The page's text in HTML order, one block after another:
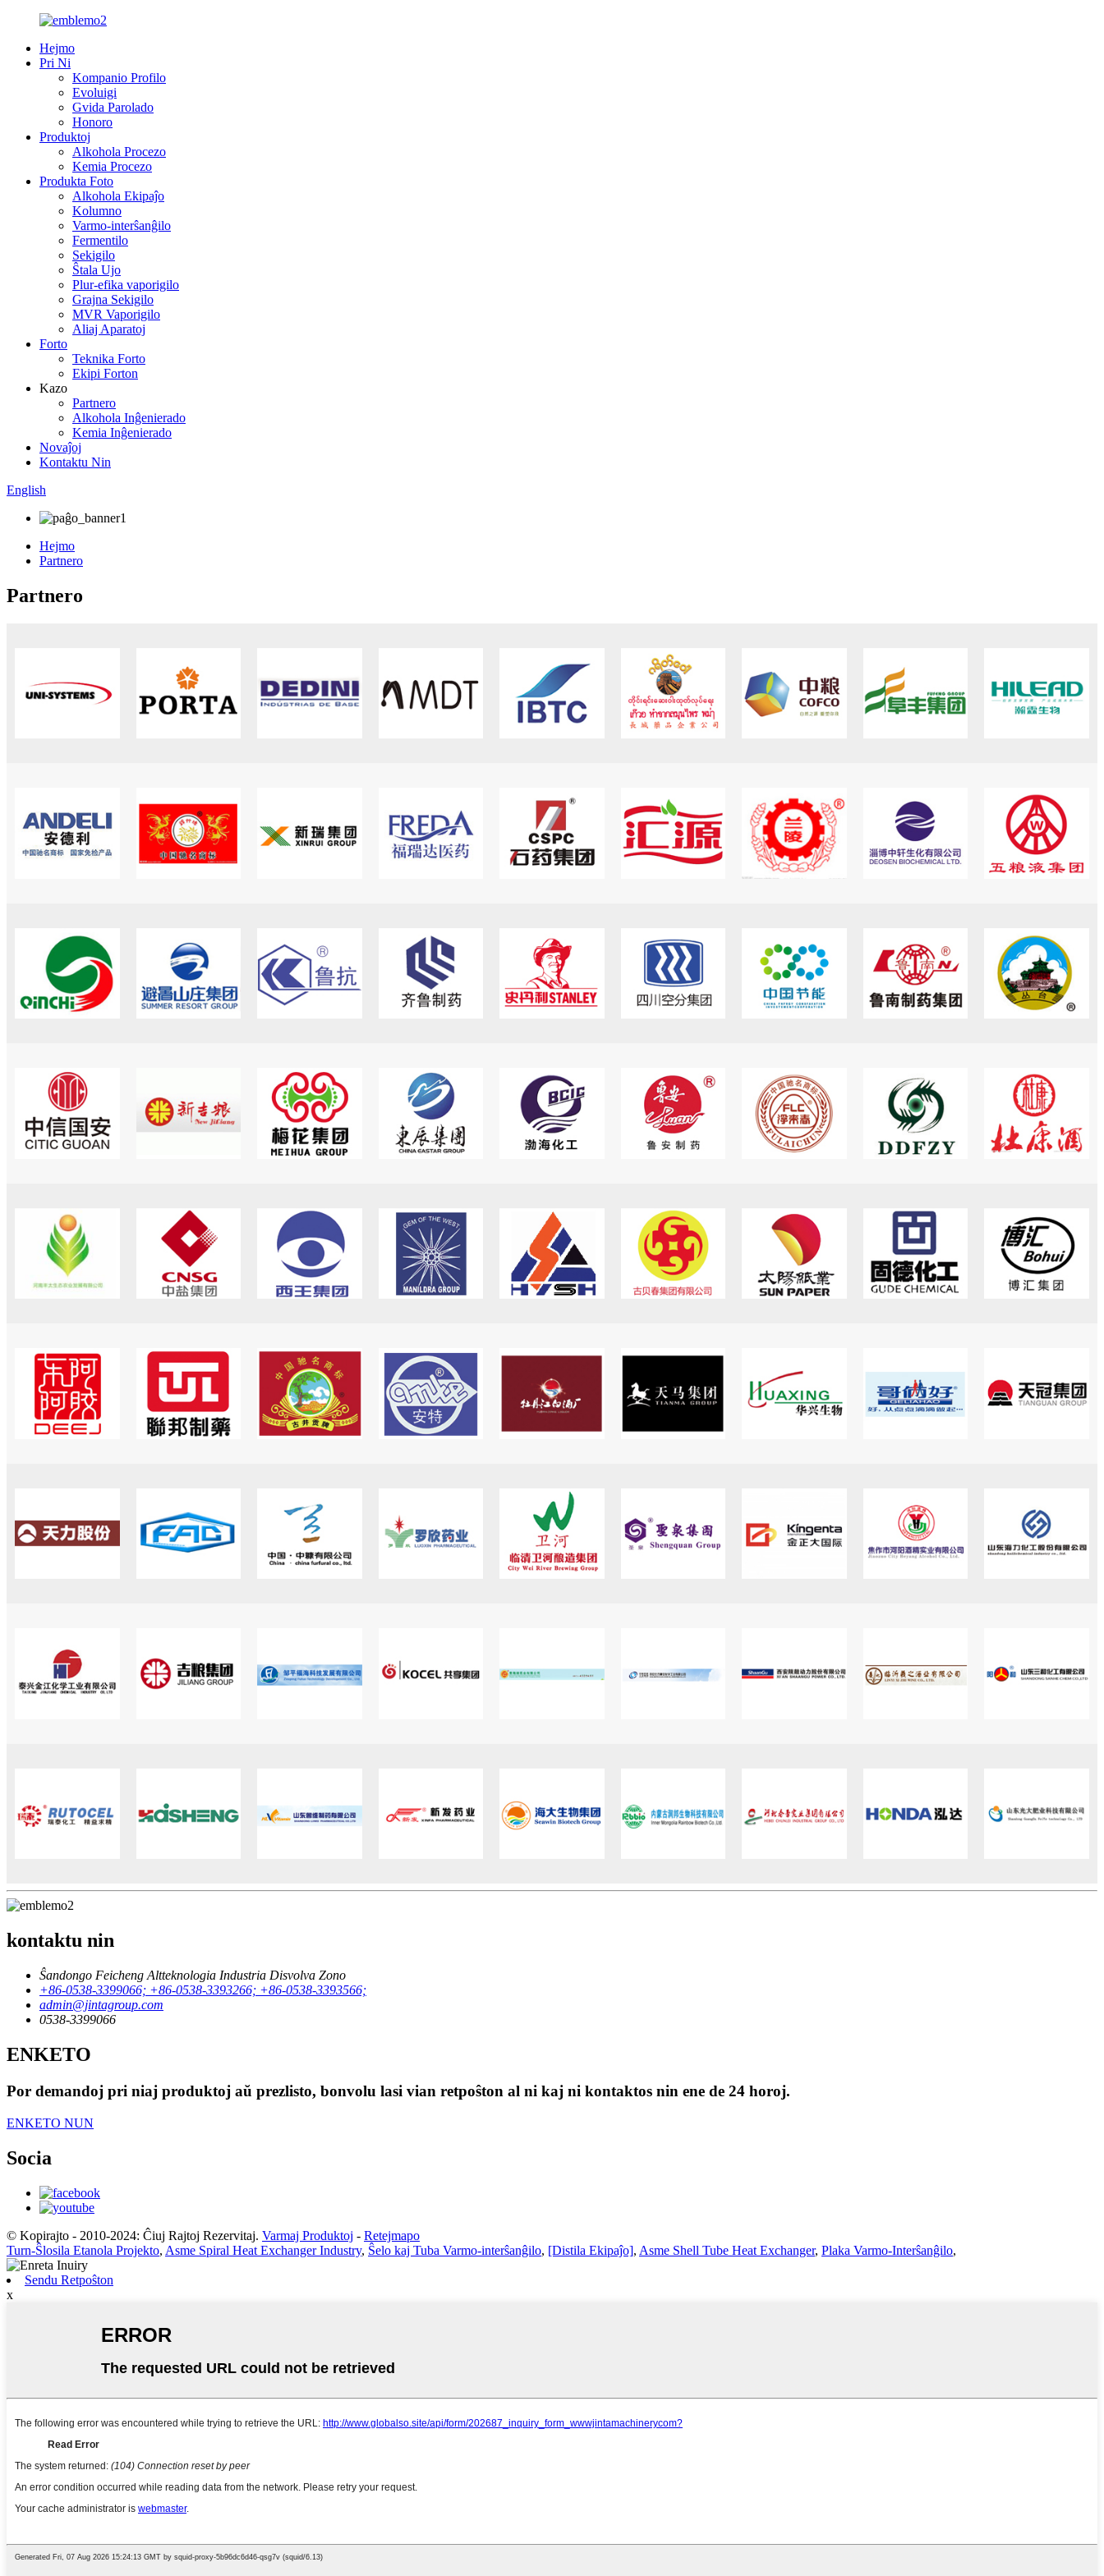
Hejmo
Pri Ni
Kompanio Profilo
Evoluigi
Gvida Parolado
Honoro
Produktoj
Alkohola Procezo
Kemia Procezo
Produkta Foto
Alkohola Ekipaĵo
Kolumno
Varmo-interŝanĝilo
Fermentilo
Sekigilo
Ŝtala Ujo
Plur-efika vaporigilo
Grajna Sekigilo
MVR Vaporigilo
Aliaj Aparatoj
Forto
Teknika Forto
Ekipi Forton
Kazo
Partnero
Alkohola Inĝenierado
Kemia Inĝenierado
Novaĵoj
Kontaktu Nin
English
Hejmo
Partnero
Partnero
kontaktu nin
Ŝandongo Feicheng Altteknologia Industria Disvolva Zono
+86-0538-3399066; +86-0538-3393266; +86-0538-3393566;
admin@jintagroup.com
0538-3399066
ENKETO
Por demandoj pri niaj produktoj aŭ prezlisto, bonvolu lasi vian retpoŝton al ni kaj ni kontaktos nin ene de 24 horoj.
ENKETO NUN
Socia
© Kopirajto - 2010-2024: Ĉiuj Rajtoj Rezervitaj. Varmaj Produktoj - Retejmapo
Turn-Ŝlosila Etanola Projekto, Asme Spiral Heat Exchanger Industry, Ŝelo kaj Tuba Varmo-interŝanĝilo, [Distila Ekipaĵo], Asme Shell Tube Heat Exchanger, Plaka Varmo-Interŝanĝilo,
Sendu Retpoŝton
x